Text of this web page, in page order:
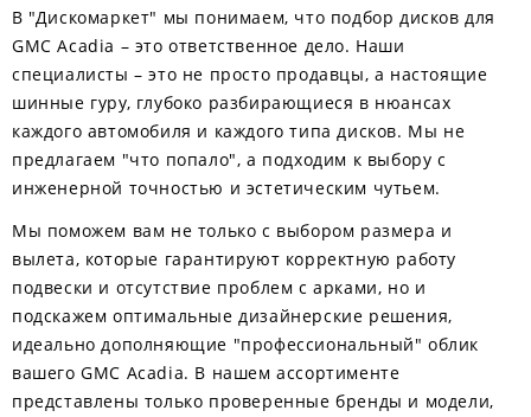
В "Дискомаркет" мы понимаем, что подбор дисков для
GMC Acadia – это ответственное дело. Наши
специалисты – это не просто продавцы, а настоящие
шинные гуру, глубоко разбирающиеся в нюансах
каждого автомобиля и каждого типа дисков. Мы не
предлагаем "что попало", а подходим к выбору с
инженерной точностью и эстетическим чутьем.
Мы поможем вам не только с выбором размера и
вылета, которые гарантируют корректную работу
подвески и отсутствие проблем с арками, но и
подскажем оптимальные дизайнерские решения,
идеально дополняющие "профессиональный" облик
вашего GMC Acadia. В нашем ассортименте
представлены только проверенные бренды и модели,